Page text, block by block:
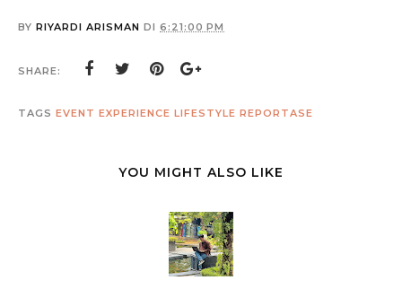
BY RIYARDI ARISMAN DI 6:21:00 PM
SHARE:
TAGS EVENT EXPERIENCE LIFESTYLE REPORTASE
YOU MIGHT ALSO LIKE